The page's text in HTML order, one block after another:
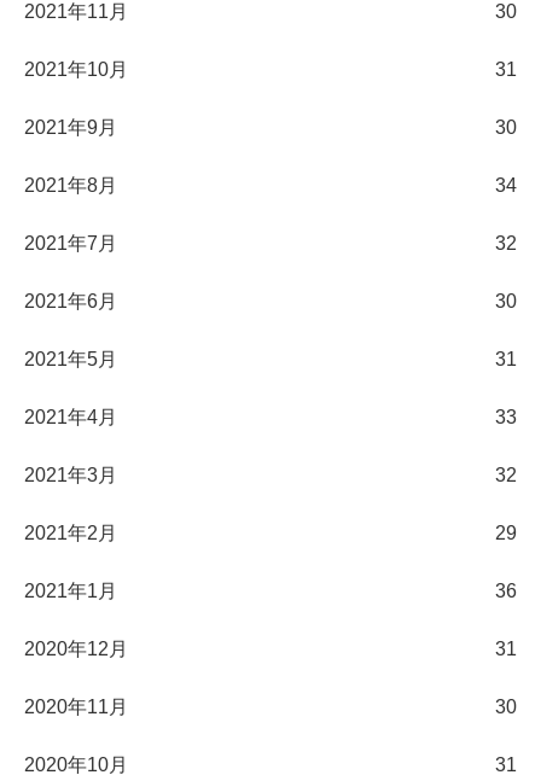
2021年11月 30
2021年10月 31
2021年9月 30
2021年8月 34
2021年7月 32
2021年6月 30
2021年5月 31
2021年4月 33
2021年3月 32
2021年2月 29
2021年1月 36
2020年12月 31
2020年11月 30
2020年10月 31